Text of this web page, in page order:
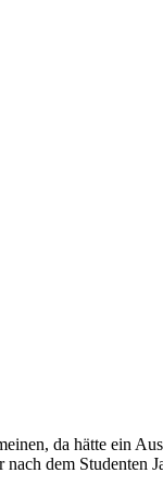
da hätte ein
dem